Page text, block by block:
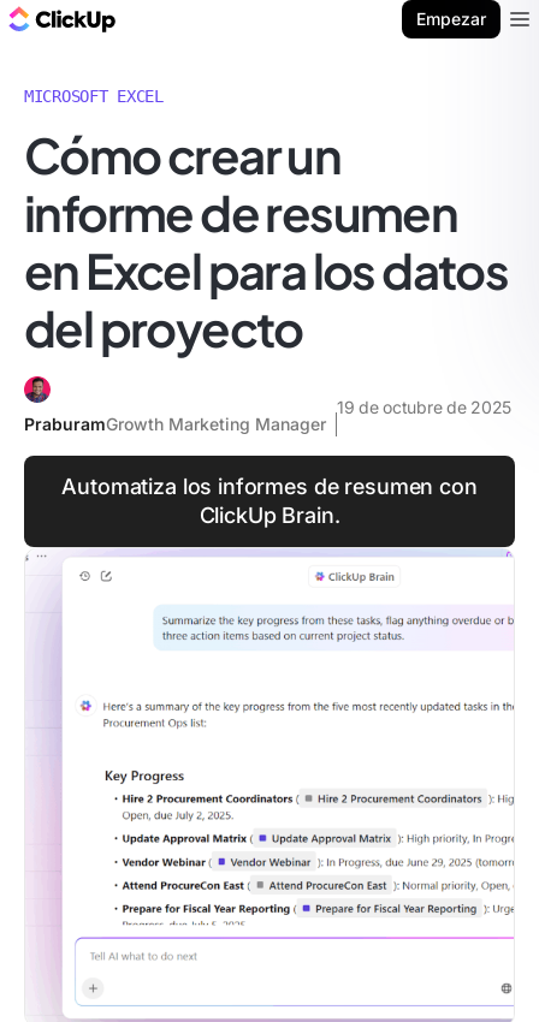
Empezar
MICROSOFT EXCEL
Cómo crear un
informe de resumen
en Excel para los datos
del proyecto
PraburamGrowth Marketing Manager
19 de octubre de 2025
Automatiza los informes de resumen con
ClickUp Brain.